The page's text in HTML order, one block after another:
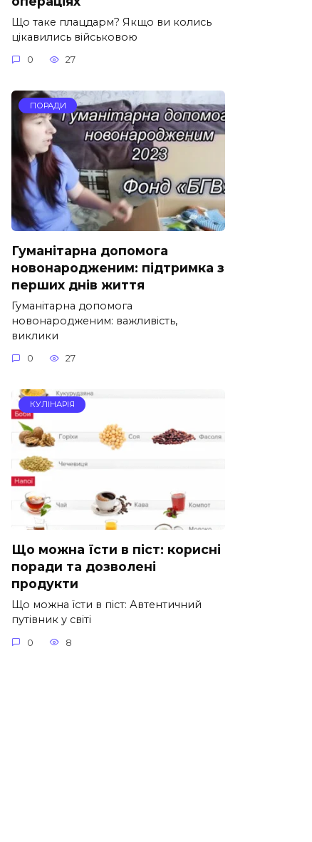
Що таке плацдарм? Якщо ви колись
цікавились військовою
0 27
ПОРАДИ
Гуманітарна допомога
новонародженим: підтримка з
перших днів життя
Гуманітарна допомога
новонародженим: важливість,
виклики
0 27
КУЛІНАРІЯ
Що можна їсти в піст: корисні
поради та дозволені
продукти
Що можна їсти в піст: Автентичний
путівник у світі
0 8